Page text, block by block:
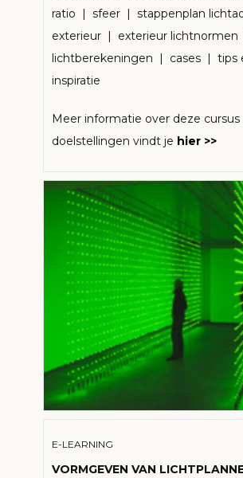
ratio | sfeer | stappenplan
exterieur | exterieur lichtnormen
lichtberekeningen | cases | tips
inspiratie
Meer informatie over deze cursus
doelstellingen vindt je hier >>
E-LEARNING
VORMGEVEN VAN